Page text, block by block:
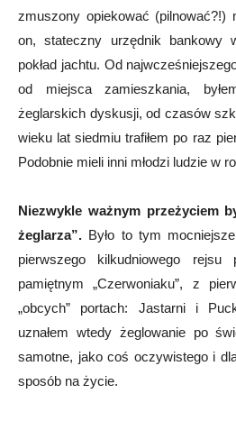
zmuszony opiekować (pilnować?!)
on, stateczny urzędnik bankowy
pokład jachtu. Od
od miejsca zamieszkania,
żeglarskich dyskusji, od czasów
wieku lat siedmiu trafiłem po raz
Podobnie mieli inni młodzi ludzie w
Niezwykle ważnym przeżyciem
żeglarza”. Było to tym
pierwszego kilkudniowego
pamiętnym „Czerwoniaku”, z
„obcych” portach: Jastarni i
uznałem wtedy żeglowanie po
samotne, jako coś oczywistego i
sposób na życie.